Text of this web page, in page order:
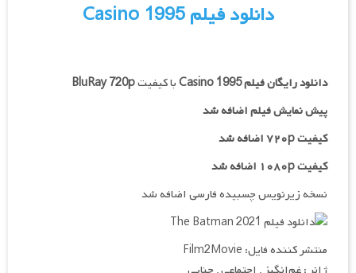
دانلود فیلم Casino 1995
دانلود رایگان فیلمCasino 1995با کیفیتBluRay 720p
پیش نمایش فیلم اضافه شد
کیفیت ۷۲۰p اضافه شد
کیفیت ۱۰۸۰p اضافه شد
نسخه زیرنویس چسبیده فارسی اضافه شد
منتشر کننده فایل: Film2Movie